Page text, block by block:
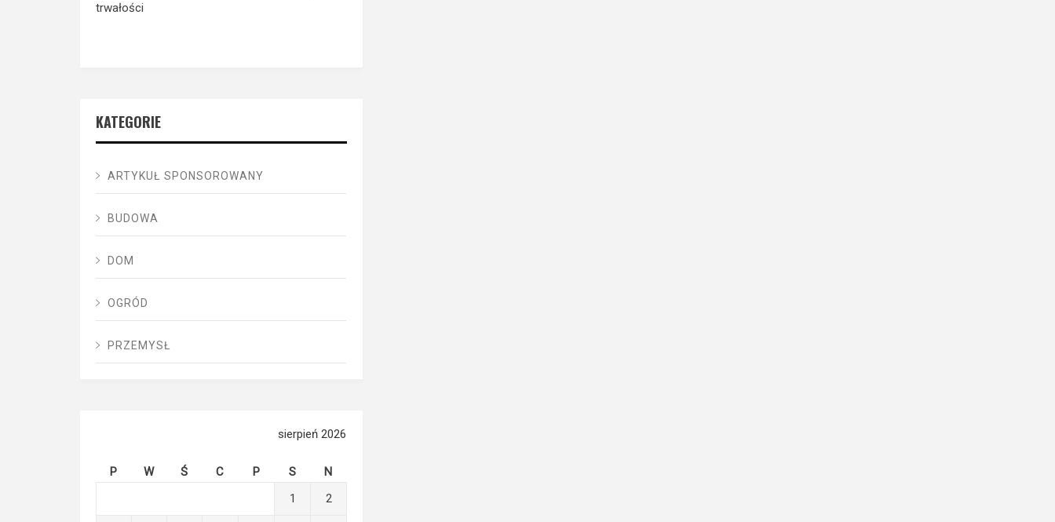
trwałości
KATEGORIE
ARTYKUŁ SPONSOROWANY
BUDOWA
DOM
OGRÓD
PRZEMYSŁ
sierpień 2026
P W Ś C P S
N
1
2